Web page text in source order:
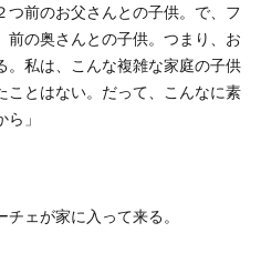
つ前のお父さんとの子供。で、フ
前の奥さんとの子供。つまり、お
。私は、こんな複雑な家庭の子供
ことはない。だって、こんなに素
」
ェが家に入って来る。